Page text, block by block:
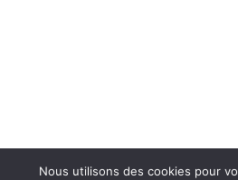
Nous utilisons des cookies pour